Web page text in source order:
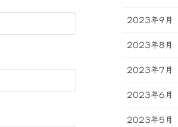
2023年9月
2023年8月
2023年7月
2023年6月
2023年5月